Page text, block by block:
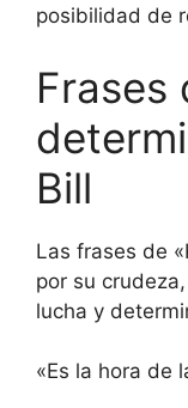
posibilidad de
Frases
Bill
Las frases de
por su
lucha y
«Es la hora de